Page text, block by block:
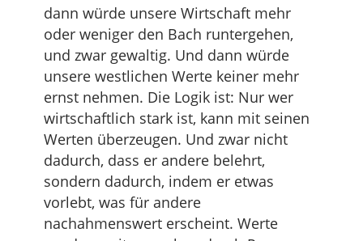
dann würde unsere Wirtschaft mehr
oder weniger den Bach runtergehen,
und zwar gewaltig. Und dann würde
unsere westlichen Werte keiner mehr
ernst nehmen. Die Logik ist: Nur wer
wirtschaftlich stark ist, kann mit seinen
Werten überzeugen. Und zwar nicht
dadurch, dass er andere belehrt,
sondern dadurch, indem er etwas
vorlebt, was für andere
nachahmenswert erscheint. Werte